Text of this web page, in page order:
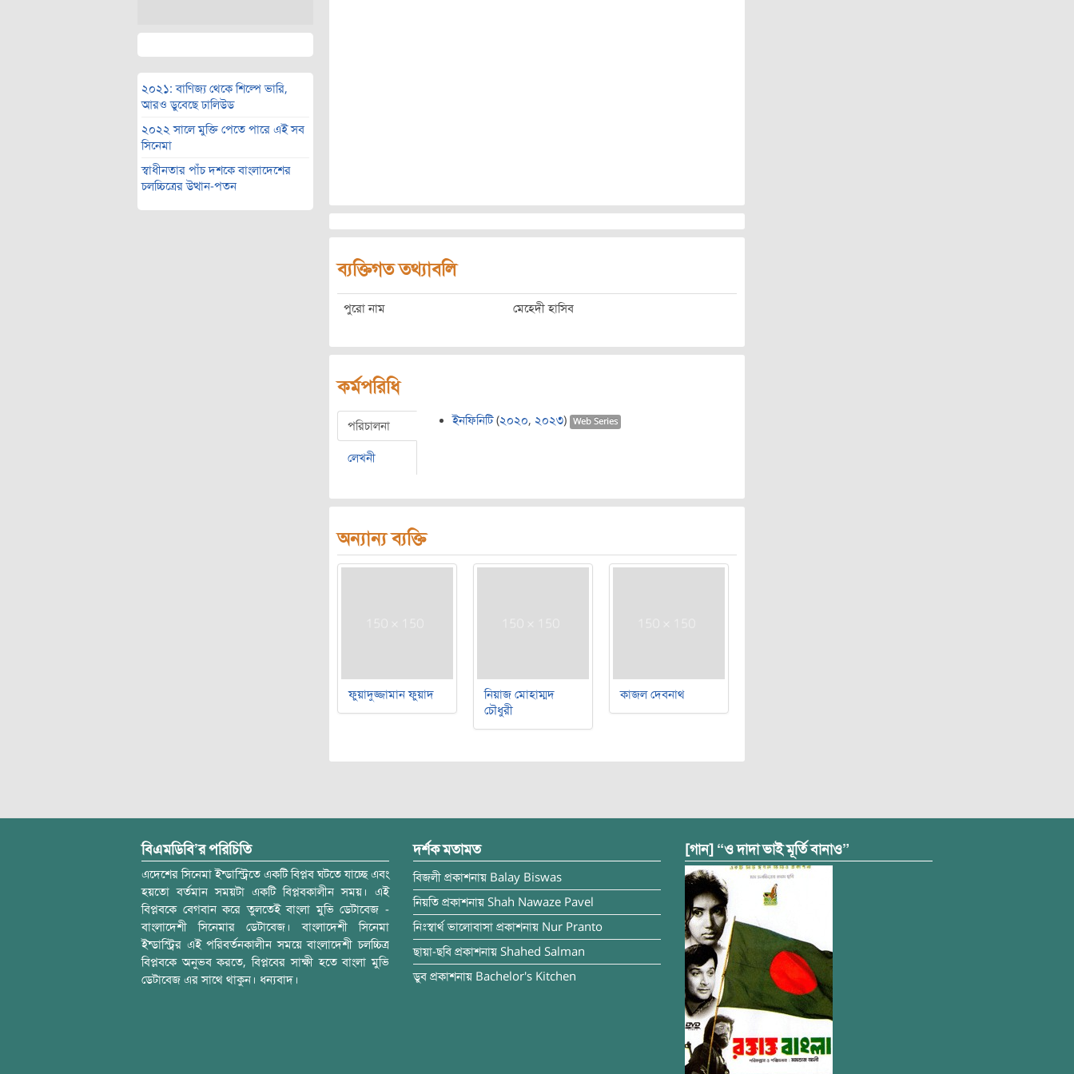
২০২১: বাণিজ্য থেকে শিল্পে ভারি,
আরও ডুবেছে ঢালিউড
২০২২ সালে মুক্তি পেতে পারে এই সব
সিনেমা
স্বাধীনতার পাঁচ দশকে বাংলাদেশের
চলচ্চিত্রের উত্থান-পতন
ব্যক্তিগত তথ্যাবলি
পুরো নাম মেহেদী হাসিব
কর্মপরিধি
পরিচালনা
লেখনী
ইনফিনিটি(২০২০, ২০২৩) Web Series
অন্যান্য ব্যক্তি
ফুয়াদুজ্জামান ফুয়াদ
নিয়াজ মোহাম্মদ
চৌধুরী
কাজল দেবনাথ
বিএমডিবি’র পরিচিতি
এদেশের সিনেমা ইন্ডাস্ট্রিতে একটি বিপ্লব ঘটতে যাচ্ছে এবং
হয়তো বর্তমান সময়টা একটি বিপ্লবকালীন সময়। এই
বিপ্লবকে বেগবান করে তুলতেই বাংলা মুভি ডেটাবেজ -
বাংলাদেশী সিনেমার ডেটাবেজ। বাংলাদেশী সিনেমা
ইন্ডাস্ট্রির এই পরিবর্তনকালীন সময়ে বাংলাদেশী চলচ্চিত্র
বিপ্লবকে অনুভব করতে, বিপ্লবের সাক্ষী হতে বাংলা মুভি
ডেটাবেজ এর সাথে থাকুন। ধন্যবাদ।
দর্শক মতামত
বিজলী প্রকাশনায় Balay Biswas
নিয়তি প্রকাশনায় Shah Nawaze Pavel
নিঃস্বার্থ ভালোবাসা প্রকাশনায় Nur Pranto
ছায়া-ছবি প্রকাশনায় Shahed Salman
ডুব প্রকাশনায় Bachelor's Kitchen
[গান] “ও দাদা ভাই মূর্তি বানাও”